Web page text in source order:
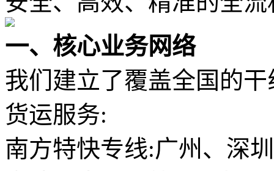
一、核心业务网络
我们建立了覆盖全国的
货运服务:
南方特快专线:广州、深